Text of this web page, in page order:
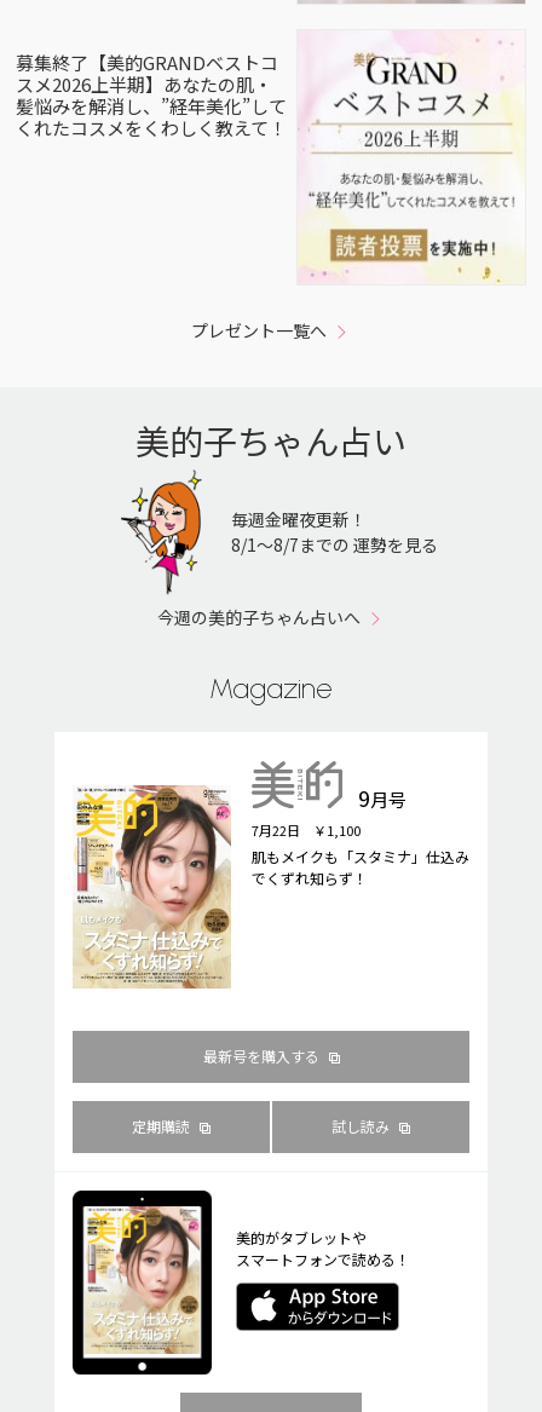
募集終了【美的GRANDベストコ
スメ2026上半期】あなたの肌・
髪悩みを解消し、”経年美化”して
くれたコスメをくわしく教えて！
プレゼント一覧へ
美的子ちゃん占い
毎週金曜夜更新！
8/1〜8/7までの 運勢を見る
今週の美的子ちゃん占いへ
Magazine
9月号
7月22日 ￥1,100
肌もメイクも「スタミナ」仕込み
でくずれ知らず！
最新号を購入する
定期購読 試し読み
美的がタブレットや
スマートフォンで読める！